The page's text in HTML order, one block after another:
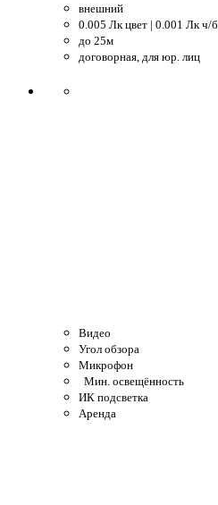
внешний
0.005 Лк цвет | 0.001 Лк ч/б
до 25м
договорная, для юр. лиц
Видео
Угол обзора
Микрофон
Мин. освещённость
ИК подсветка
Аренда